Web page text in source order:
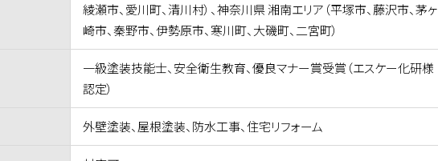
綾瀬市、愛川町、清川村）、神奈川県 湘南エリア（平塚市、藤沢市、茅ヶ
崎市、秦野市、伊勢原市、寒川町、大磯町、二宮町）
一級塗装技能士、安全衛生教育、優良マナー賞受賞（エスケー化研様
認定）
外壁塗装、屋根塗装、防水工事、住宅リフォーム